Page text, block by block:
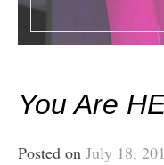
You Are
Posted on July 18,